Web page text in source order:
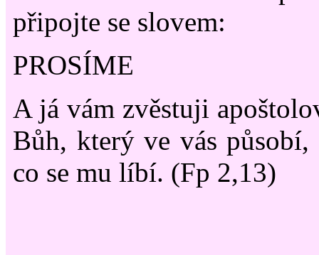
připojte se slovem:
PROSÍME
A já vám zvěstuji
Bůh, který ve vás
co se mu líbí. (Fp 2,13)